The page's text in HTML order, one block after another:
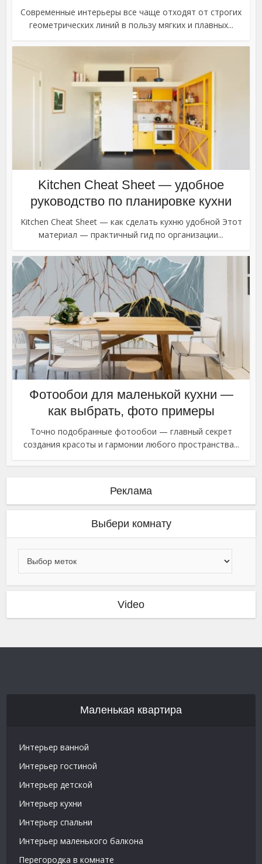
Современные интерьеры все чаще отходят от строгих
геометрических линий в пользу мягких и плавных...
Kitchen Cheat Sheet — удобное
руководство по планировке кухни
Kitchen Cheat Sheet — как сделать кухню удобной Этот
материал — практичный гид по организации...
Фотообои для маленькой кухни —
как выбрать, фото примеры
Точно подобранные фотообои — главный секрет
создания красоты и гармонии любого пространства...
Реклама
Выбери комнату
Video
Маленькая квартира
Интерьер ванной
Интерьер гостиной
Интерьер детской
Интерьер кухни
Интерьер спальни
Интерьер маленького балкона
Перегородка в комнате